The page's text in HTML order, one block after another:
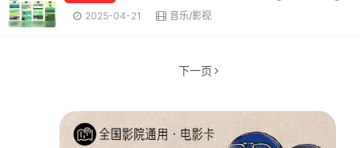
2025-04-21 音乐/影视
下一页